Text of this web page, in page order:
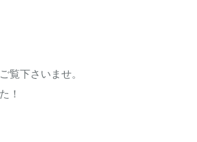
覧下さいませ。
！